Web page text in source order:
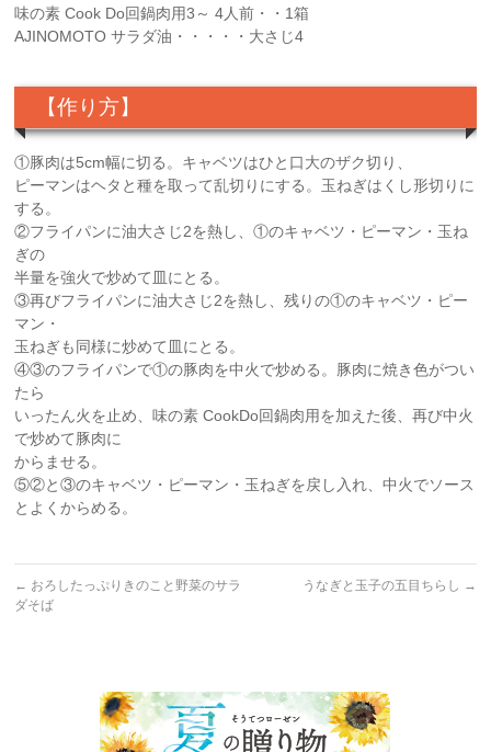
味の素 Cook Do回鍋肉用3～ 4人前・・1箱
AJINOMOTO サラダ油・・・・・大さじ4
【作り方】
①豚肉は5cm幅に切る。キャベツはひと口大のザク切り、
ピーマンはヘタと種を取って乱切りにする。玉ねぎはくし形切りに
する。
②フライパンに油大さじ2を熱し、①のキャベツ・ピーマン・玉ね
ぎの
半量を強火で炒めて皿にとる。
③再びフライパンに油大さじ2を熱し、残りの①のキャベツ・ピー
マン・
玉ねぎも同様に炒めて皿にとる。
④③のフライパンで①の豚肉を中火で炒める。豚肉に焼き色がつい
たら
いったん火を止め、味の素 CookDo回鍋肉用を加えた後、再び中火
で炒めて豚肉に
からませる。
⑤②と③のキャベツ・ピーマン・玉ねぎを戻し入れ、中火でソース
とよくからめる。
← おろしたっぷりきのこと野菜のサラ
ダそば
うなぎと玉子の五目ちらし →